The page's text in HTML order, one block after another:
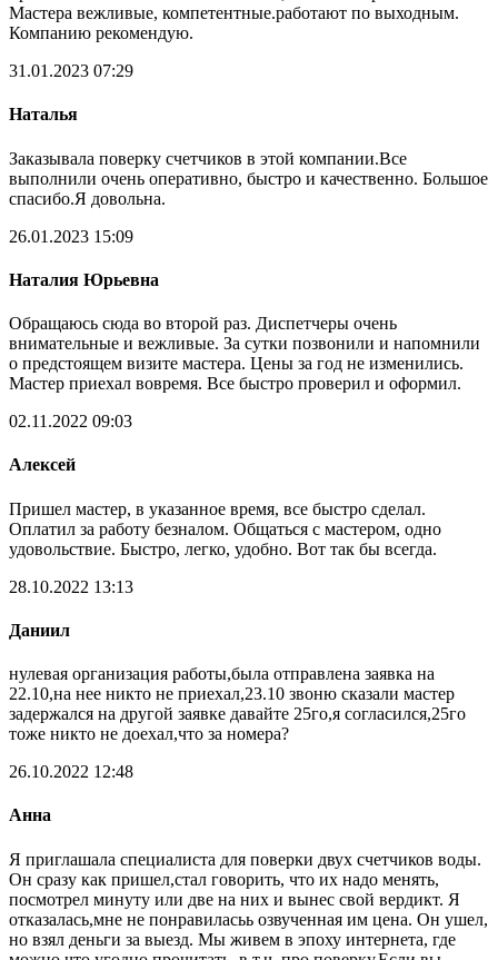
Мастера вежливые, компетентные.работают по выходным.
Компанию рекомендую.
31.01.2023 07:29
Наталья
Заказывала поверку счетчиков в этой компании.Все
выполнили очень оперативно, быстро и качественно. Большое
спасибо.Я довольна.
26.01.2023 15:09
Наталия Юрьевна
Обращаюсь сюда во второй раз. Диспетчеры очень
внимательные и вежливые. За сутки позвонили и напомнили
о предстоящем визите мастера. Цены за год не изменились.
Мастер приехал вовремя. Все быстро проверил и оформил.
02.11.2022 09:03
Алексей
Пришел мастер, в указанное время, все быстро сделал.
Оплатил за работу безналом. Общаться с мастером, одно
удовольствие. Быстро, легко, удобно. Вот так бы всегда.
28.10.2022 13:13
Даниил
нулевая организация работы,была отправлена заявка на
22.10,на нее никто не приехал,23.10 звоню сказали мастер
задержался на другой заявке давайте 25го,я согласился,25го
тоже никто не доехал,что за номера?
26.10.2022 12:48
Анна
Я приглашала специалиста для поверки двух счетчиков воды.
Он сразу как пришел,стал говорить, что их надо менять,
посмотрел минуту или две на них и вынес свой вердикт. Я
отказалась,мне не понравиласьь озвученная им цена. Он ушел,
но взял деньги за выезд. Мы живем в эпоху интернета, где